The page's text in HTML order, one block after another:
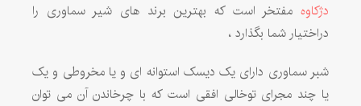
دژکاوه مفتخر است که بهترین برند های شیر سماوری را
دراختیار شما بگذارد ،
شبر سماوری دارای یک دیسک استوانه ای و یا مخروطی و یک
یا چند مجرای توخالی افقی است که با چرخاندن آن می توان